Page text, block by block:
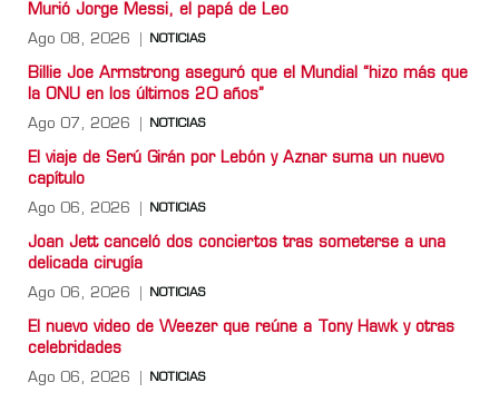
Murió Jorge Messi, el papá de Leo
Ago 08, 2026 NOTICIAS
Billie Joe Armstrong aseguró que el Mundial “hizo más que
la ONU en los últimos 20 años”
Ago 07, 2026 NOTICIAS
El viaje de Serú Girán por Lebón y Aznar suma un nuevo
capítulo
Ago 06, 2026 NOTICIAS
Joan Jett canceló dos conciertos tras someterse a una
delicada cirugía
Ago 06, 2026 NOTICIAS
El nuevo video de Weezer que reúne a Tony Hawk y otras
celebridades
Ago 06, 2026 NOTICIAS